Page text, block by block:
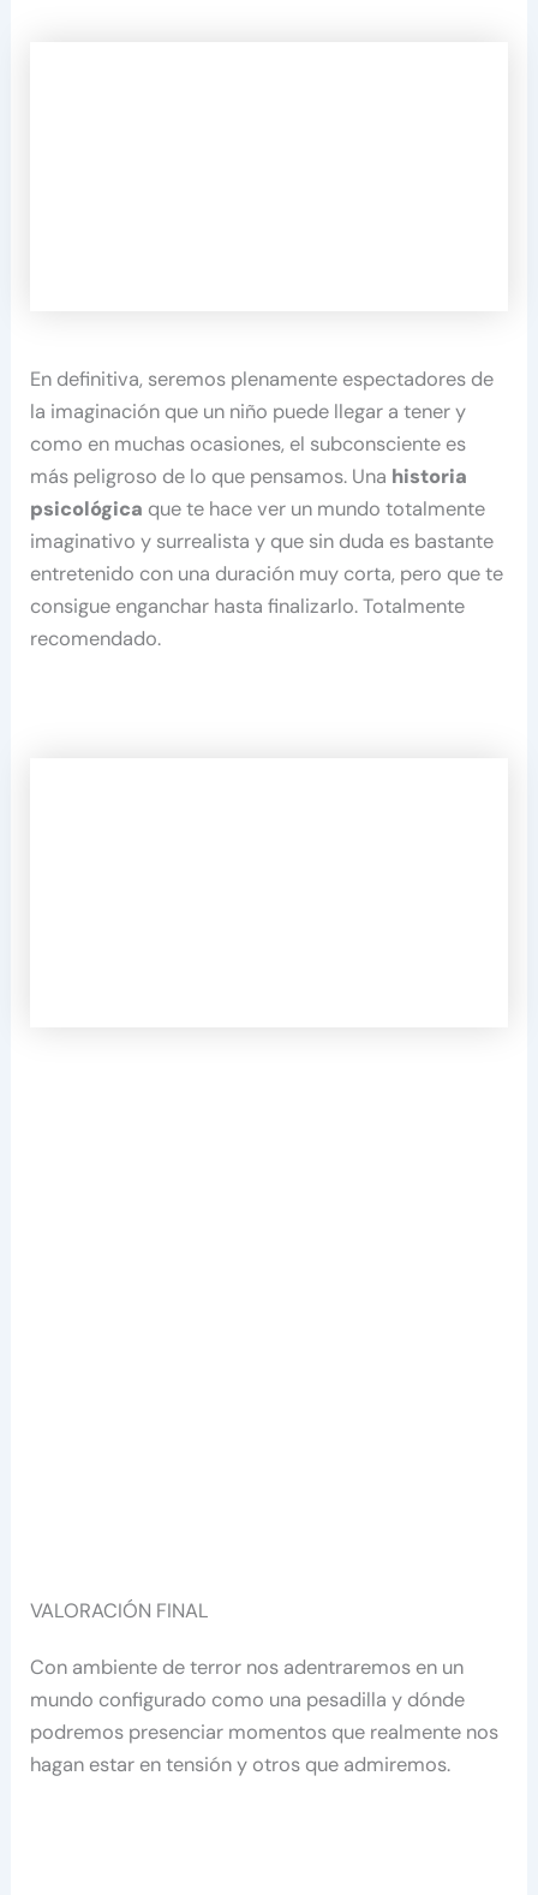
En definitiva, seremos plenamente espectadores de
la imaginación que un niño puede llegar a tener y
como en muchas ocasiones, el subconsciente es
más peligroso de lo que pensamos. Una historia
psicológica que te hace ver un mundo totalmente
imaginativo y surrealista y que sin duda es bastante
entretenido con una duración muy corta, pero que te
consigue enganchar hasta finalizarlo. Totalmente
recomendado.
VALORACIÓN FINAL
Con ambiente de terror nos adentraremos en un
mundo configurado como una pesadilla y dónde
podremos presenciar momentos que realmente nos
hagan estar en tensión y otros que admiremos.